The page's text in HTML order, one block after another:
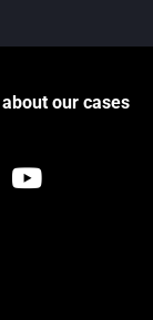
our cases